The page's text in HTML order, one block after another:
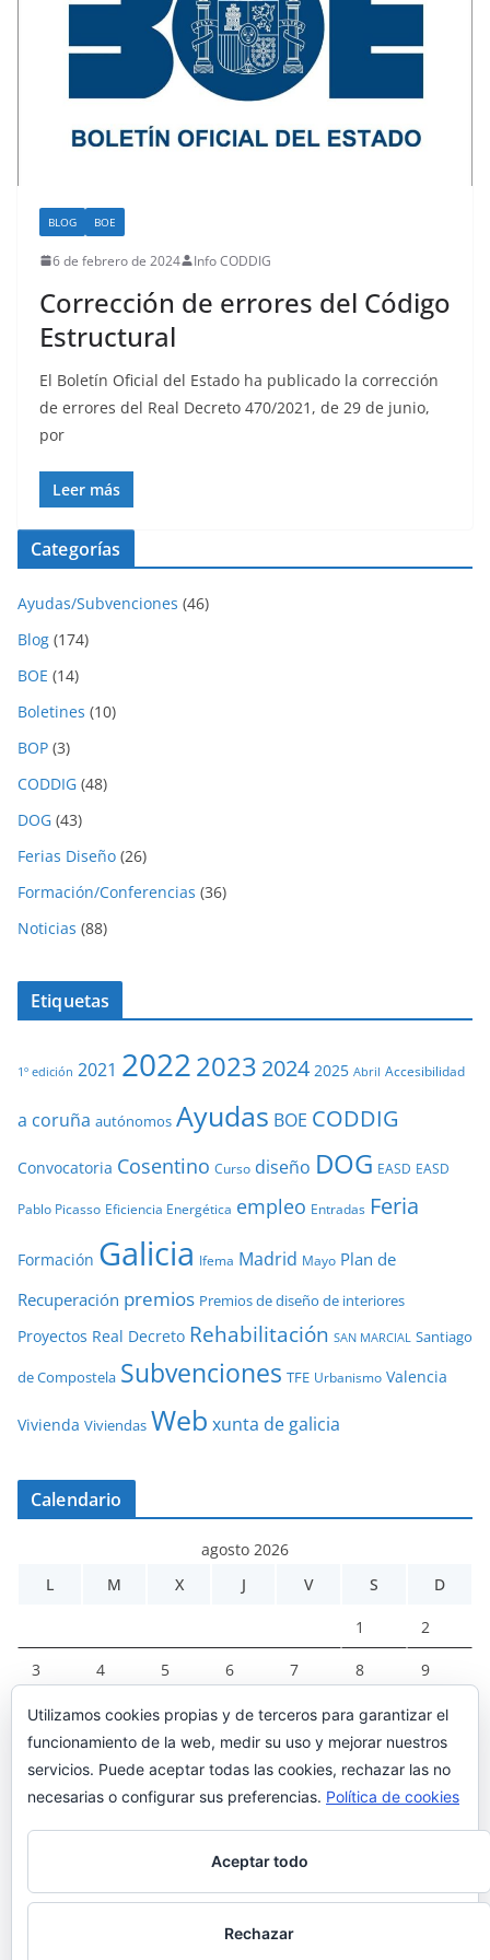
BLOG BOE
6 de febrero de 2024 Info CODDIG
Corrección de errores del Código
Estructural
El Boletín Oficial del Estado ha publicado la corrección
de errores del Real Decreto 470/2021, de 29 de junio,
por
Leer más
Categorías
Ayudas/Subvenciones (46)
Blog (174)
BOE (14)
Boletines (10)
BOP (3)
CODDIG (48)
DOG (43)
Ferias Diseño (26)
Formación/Conferencias (36)
Noticias (88)
Etiquetas
1º edición 2021 20222023 2024 2025 Abril Accesibilidad
a coruña autónomos Ayudas BOE CODDIG
Convocatoria Cosentino Curso diseño DOG EASD EASD
Pablo Picasso Eficiencia Energética empleo Entradas Feria
Formación Galicia Ifema Madrid Mayo Plan de
Recuperación premios Premios de diseño de interiores
Proyectos Real Decreto Rehabilitación SAN MARCIAL Santiago
de Compostela Subvenciones TFE Urbanismo Valencia
Vivienda Viviendas Web xunta de galicia
Calendario
agosto 2026
L
M X J V S D
1 2
3 4 5 6 7 8 9
10 11 12 13 14 15 16
17 18 19 20 21 22 23
24 25 26 27 28 29 30
« Mar
Utilizamos cookies propias y de terceros para garantizar el
funcionamiento de la web, medir su uso y mejorar nuestros
servicios. Puede aceptar todas las cookies, rechazar las no
necesarias o configurar sus preferencias. Política de cookies
Aceptar todo
Rechazar